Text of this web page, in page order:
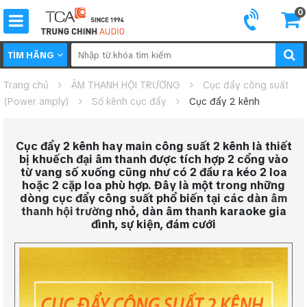
0
TÌM HÃNG
Trang chủ ÂM THANH HỘI TRƯỜNG
Cục đẩy công suất
(Power amply)
Số kênh cục đẩy Cục đẩy 2 kênh
Cục đẩy 2 kênh hay main công suất 2 kênh là thiết
bị khuếch đại âm thanh được tích hợp 2 cổng vào
từ vang số xuống cũng như có 2 đầu ra kéo 2 loa
hoặc 2 cặp loa phù hợp. Đây là một trong những
dòng cục đẩy công suất phổ biến tại các dàn âm
thanh hội trườngnhỏ, dàn âm thanh karaoke gia
đình, sự kiện, đám cưới